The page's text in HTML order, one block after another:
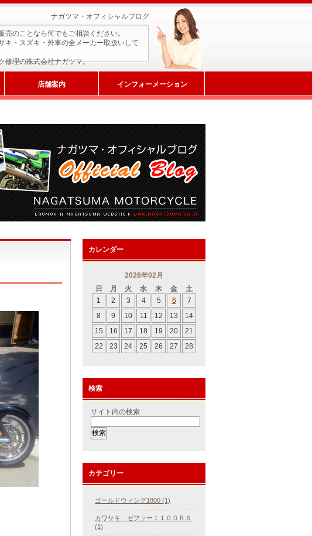
ナガツマ・オフィシャルブログ
のことなら何でもご相談ください。
キ・スズキ・外車の全メーカー取扱いして
修理の株式会社ナガツマ。
店舗案内 インフォーメーション
カレンダー
2026年02月
日
月 火 水 木 金
土
1
2 3 4 5 6
7
8
9 10 11 12 13
14
15
16 17 18 19 20
21
22
23 24 25 26 27 28
検索
サイト内の検索
カテゴリー
ゴールドウィング1800 (1)
カワサキ ゼファー１１００ＲＳ
(1)